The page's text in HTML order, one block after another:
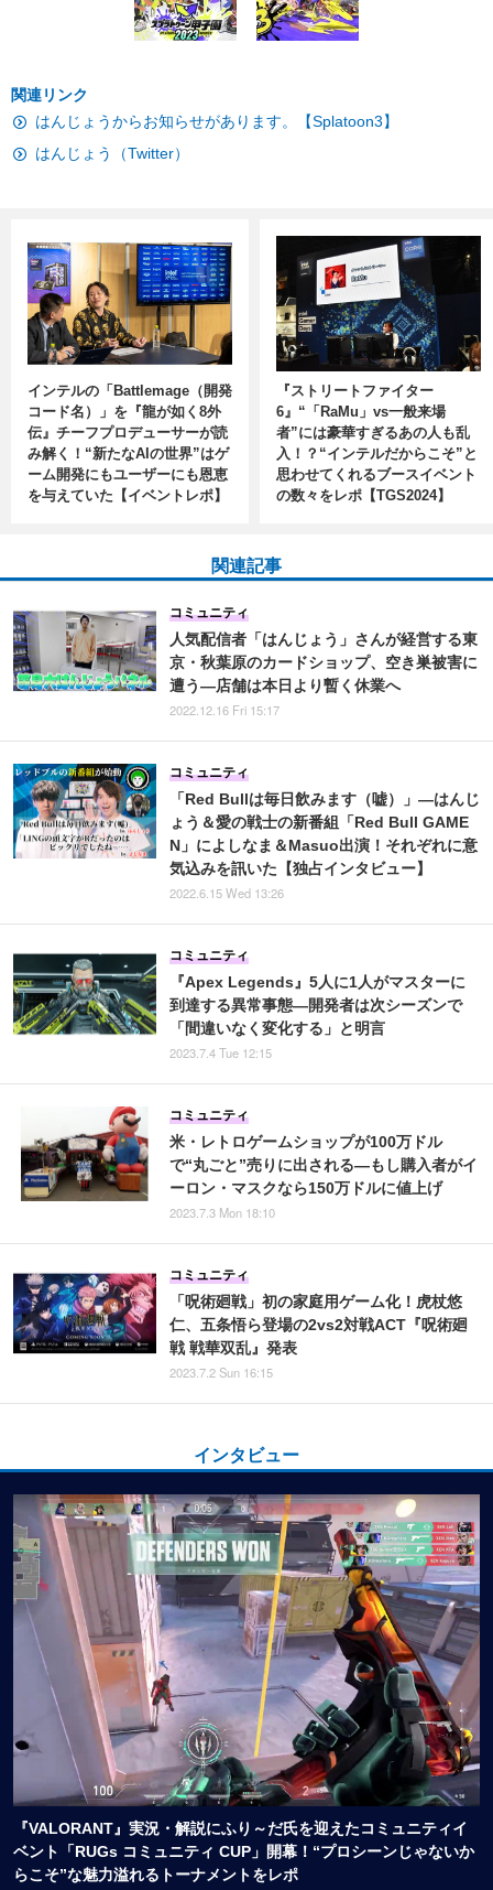
関連リンク
はんじょうからお知らせがあります。【Splatoon3】
はんじょう（Twitter）
インテルの「Battlemage（開発
コード名）」を『龍が如く8外
伝』チーフプロデューサーが読
み解く！“新たなAIの世界”はゲ
ーム開発にもユーザーにも恩恵
を与えていた【イベントレポ】
『ストリートファイター
6』“「RaMu」vs一般来場
者”には豪華すぎるあの人も乱
入！？“インテルだからこそ”と
思わせてくれるブースイベント
の数々をレポ【TGS2024】
関連記事
人気配信者「はんじょう」さんが経営する東
京・秋葉原のカードショップ、空き巣被害に
遭う―店舗は本日より暫く休業へ
コミュニティ
2022.12.16 Fri 15:17
「Red Bullは毎日飲みます（嘘）」―はんじ
ょう＆愛の戦士の新番組「Red Bull GAME
N」によしなま＆Masuo出演！それぞれに意
気込みを訊いた【独占インタビュー】
コミュニティ
2022.6.15 Wed 13:26
『Apex Legends』5人に1人がマスターに
到達する異常事態―開発者は次シーズンで
「間違いなく変化する」と明言
コミュニティ
2023.7.4 Tue 12:15
米・レトロゲームショップが100万ドル
で“丸ごと”売りに出される―もし購入者がイ
ーロン・マスクなら150万ドルに値上げ
コミュニティ
2023.7.3 Mon 18:10
「呪術廻戦」初の家庭用ゲーム化！虎杖悠
仁、五条悟ら登場の2vs2対戦ACT『呪術廻
戦 戦華双乱』発表
コミュニティ
2023.7.2 Sun 16:15
インタビュー
『VALORANT』実況・解説にふり～だ氏を迎えたコミュニティイ
ベント「RUGs コミュニティ CUP」開幕！“プロシーンじゃないか
らこそ”な魅力溢れるトーナメントをレポ